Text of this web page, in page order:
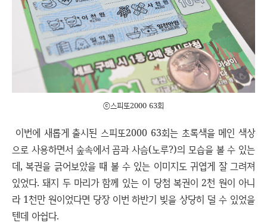
ⓒ스피또2000 63회
이번에 새롭게 출시된 스피또2000 63회는 초록색을 메인 색상
으로 사용하면서 숲속에서 곰과 사슴(노루?)의 모습을 볼 수 있는
데, 복권을 긁어보았을 때 볼 수 있는 이미지도 귀엽게 잘 그려져
있었다. 돼지 두 마리가 함께 있는 이 당첨 복권이 2천 원이 아니
라 1천만 원이었다면 당장 이번 하반기 빚을 상당히 덜 수 있었을
텐데 아쉽다.